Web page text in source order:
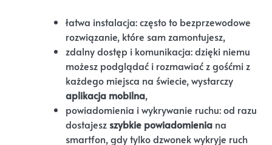
łatwa instalacja: często to bezprzewodowe
rozwiązanie, które sam zamontujesz,
zdalny dostęp i komunikacja: dzięki niemu
możesz podglądać i rozmawiać z gośćmi z
każdego miejsca na świecie, wystarczy
aplikacja mobilna,
powiadomienia i wykrywanie ruchu: od razu
dostajesz szybkie powiadomienia na
smartfon, gdy tylko dzwonek wykryje ruch